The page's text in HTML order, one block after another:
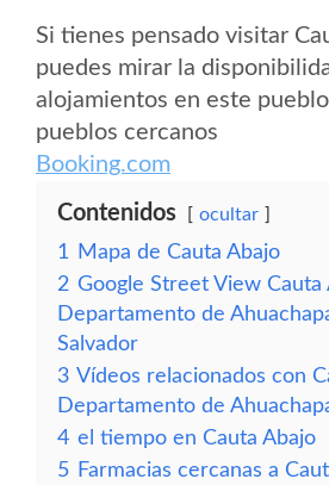
Si tienes pensado visitar
puedes mirar la
alojamientos en este
pueblos cercanos
Booking.com
Contenidos ocultar
1
Mapa de Cauta Abajo
2 Google Street View Cauta
Departamento de
Salvador
3 Vídeos relacionados con
Departamento de
4 el tiempo en Cauta Abajo
5 Farmacias cercanas a